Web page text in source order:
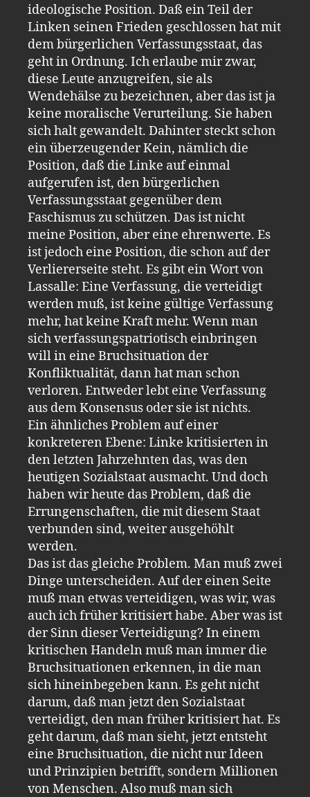
ideologische Position. Daß ein Teil der
Linken seinen Frieden geschlossen hat mit
dem bürgerlichen Verfassungsstaat, das
geht in Ordnung. Ich erlaube mir zwar,
diese Leute anzugreifen, sie als
Wendehälse zu bezeichnen, aber das ist ja
keine moralische Verurteilung. Sie haben
sich halt gewandelt. Dahinter steckt schon
ein überzeugender Kein, nämlich die
Position, daß die Linke auf einmal
aufgerufen ist, den bürgerlichen
Verfassungsstaat gegenüber dem
Faschismus zu schützen. Das ist nicht
meine Position, aber eine ehrenwerte. Es
ist jedoch eine Position, die schon auf der
Verliererseite steht. Es gibt ein Wort von
Lassalle: Eine Verfassung, die verteidigt
werden muß, ist keine gültige Verfassung
mehr, hat keine Kraft mehr. Wenn man
sich verfassungspatriotisch einbringen
will in eine Bruchsituation der
Konfliktualität, dann hat man schon
verloren. Entweder lebt eine Verfassung
aus dem Konsensus oder sie ist nichts.
Ein ähnliches Problem auf einer
konkreteren Ebene: Linke kritisierten in
den letzten Jahrzehnten das, was den
heutigen Sozialstaat ausmacht. Und doch
haben wir heute das Problem, daß die
Errungenschaften, die mit diesem Staat
verbunden sind, weiter ausgehöhlt
werden.
Das ist das gleiche Problem. Man muß zwei
Dinge unterscheiden. Auf der einen Seite
muß man etwas verteidigen, was wir, was
auch ich früher kritisiert habe. Aber was ist
der Sinn dieser Verteidigung? In einem
kritischen Handeln muß man immer die
Bruchsituationen erkennen, in die man
sich hineinbegeben kann. Es geht nicht
darum, daß man jetzt den Sozialstaat
verteidigt, den man früher kritisiert hat. Es
geht darum, daß man sieht, jetzt entsteht
eine Bruchsituation, die nicht nur Ideen
und Prinzipien betrifft, sondern Millionen
von Menschen. Also muß man sich